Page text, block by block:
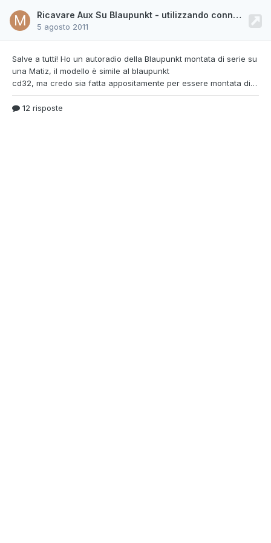
Ricavare Aux Su Blaupunkt - utilizzando connessione caricatore cd
5 agosto 2011
Salve a tutti! Ho un autoradio della Blaupunkt montata di serie su
una Matiz, il modello è simile al blaupunkt
cd32, ma credo sia fatta appositamente per essere montata di serie. Comunque ha questo schema qui: ed io ho montato un cavo adattatore che si collega nella sezione destra (quella dove dice aux o caricatore cd), il problema è che nel menu dell'autoradio non è presente la voce aux (anche se il manuale dice dovrebbe esserci...) e quindi non sono in grado di attivarlo. Esiste un modo p
12 risposte